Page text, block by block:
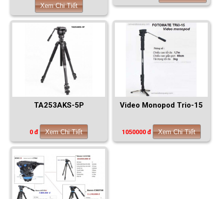
Xem Chi Tiết
TA253AKS-5P
0 đ Xem Chi Tiết
Video Monopod Trio-15
1050000 đ Xem Chi Tiết